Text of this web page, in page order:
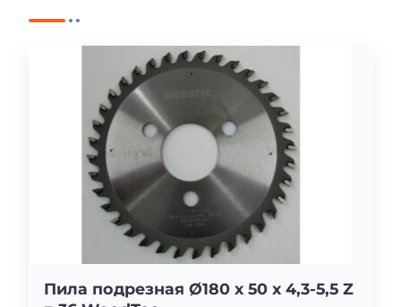
Пила подрезная Ø180 х 50 х 4,3-5,5 Z